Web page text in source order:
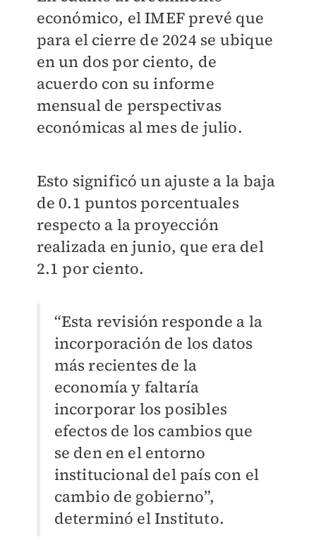
económico, el IMEF prevé que
para el cierre de 2024 se ubique
en un dos por ciento, de
acuerdo con su informe
mensual de perspectivas
económicas al mes de julio.
Esto significó un ajuste a la baja
de 0.1 puntos porcentuales
respecto a la proyección
realizada en junio, que era del
2.1 por ciento.
“Esta revisión responde a la
incorporación de los datos
más recientes de la
economía y faltaría
incorporar los posibles
efectos de los cambios que
se den en el entorno
institucional del país con el
cambio de gobierno”,
determinó el Instituto.